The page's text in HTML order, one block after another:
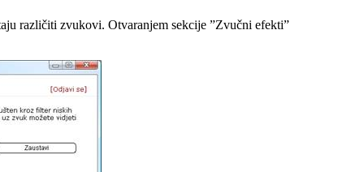
različiti zvukovi. Otvaranjem sekcije ”Zvučni efekti”